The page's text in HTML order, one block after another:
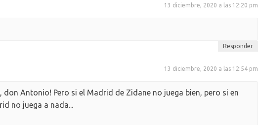
13 diciembre, 2020 a las 12:20 pm
Responder
13 diciembre, 2020 a las 12:54 pm
don Antonio! Pero si el Madrid de Zidane no juega bien, pero si en
no juega a nada...